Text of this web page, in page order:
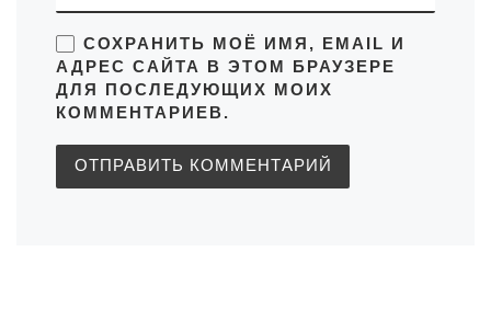
СОХРАНИТЬ МОЁ ИМЯ, EMAIL И
АДРЕС САЙТА В ЭТОМ БРАУЗЕРЕ
ДЛЯ ПОСЛЕДУЮЩИХ МОИХ
КОММЕНТАРИЕВ.